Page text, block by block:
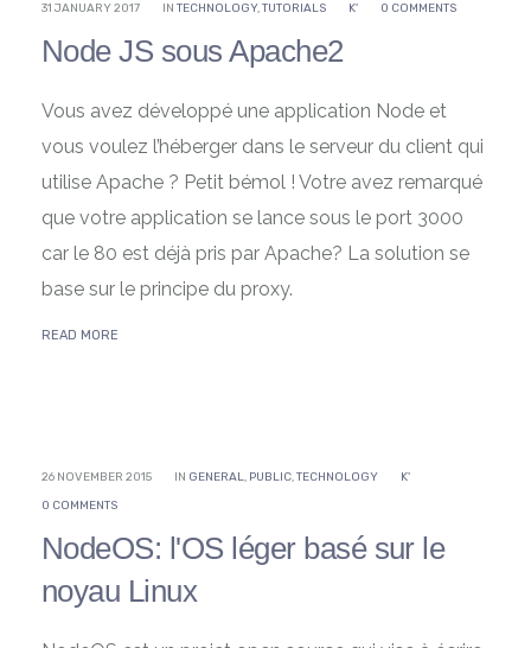
31 JANUARY 2017 IN TECHNOLOGY,TUTORIALS K' 0 COMMENTS
Node JS sous Apache2
Vous avez développé une application Node et
vous voulez l’héberger dans le serveur du client qui
utilise Apache ? Petit bémol ! Votre avez remarqué
que votre application se lance sous le port 3000
car le 80 est déjà pris par Apache? La solution se
base sur le principe du proxy.
READ MORE
26 NOVEMBER 2015 IN GENERAL, PUBLIC,TECHNOLOGY
K'
0 COMMENTS
NodeOS: l'OS léger basé sur le
noyau Linux